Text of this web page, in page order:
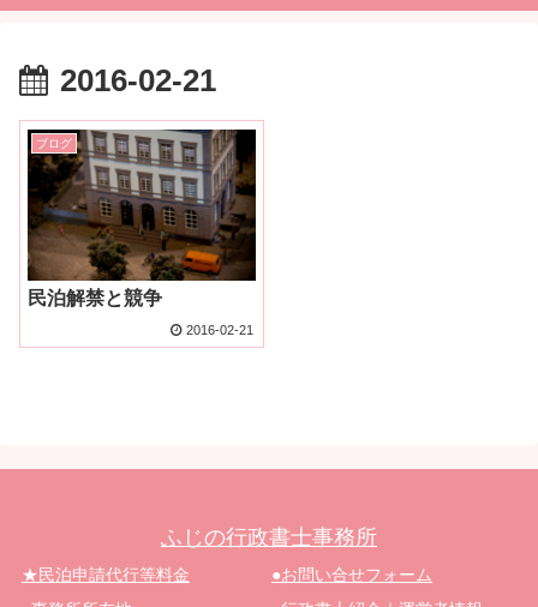
2016-02-21
ブログ
民泊解禁と競争
2016-02-21
ふじの行政書士事務所
★民泊申請代行等料金
●お問い合せフォーム